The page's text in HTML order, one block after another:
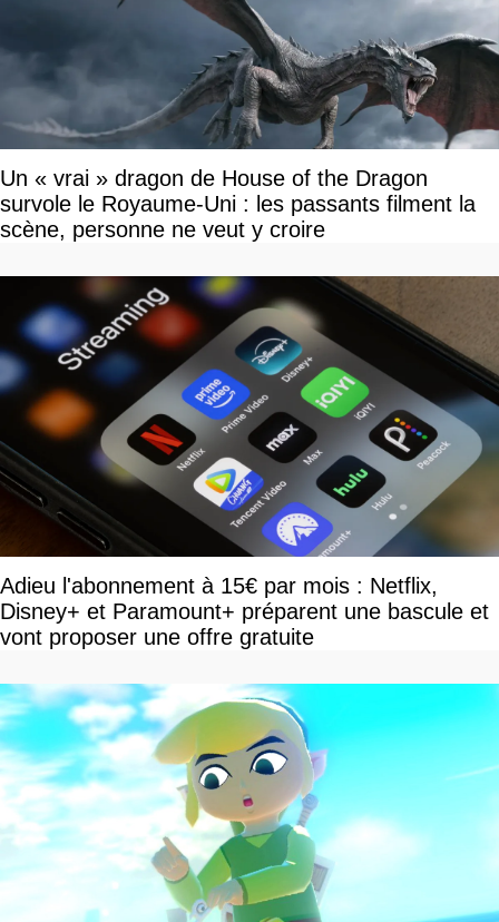
Un « vrai » dragon de House of the Dragon
survole le Royaume-Uni : les passants filment la
scène, personne ne veut y croire
Adieu l'abonnement à 15€ par mois : Netflix,
Disney+ et Paramount+ préparent une bascule et
vont proposer une offre gratuite